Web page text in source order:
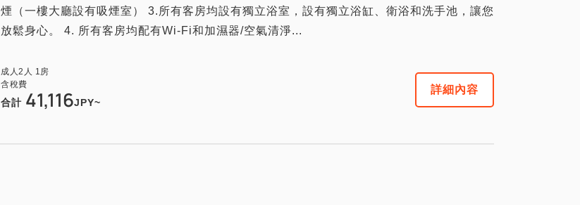
煙（一樓大廳設有吸煙室） 3.所有客房均設有獨立浴室，設有獨立浴缸、衛浴和洗手池，讓您
放鬆身心。 4. 所有客房均配有Wi-Fi和加濕器/空氣清淨...
成人2 人 1房
含稅費
合計 41,116JPY~
詳細內容